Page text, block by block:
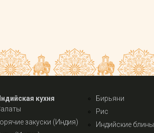
Индийская кухня
закуски (Индия)
Бирьяни
Рис
Индийские блины